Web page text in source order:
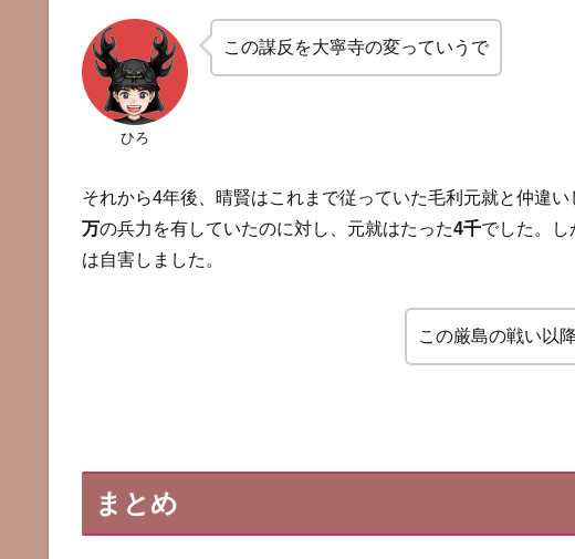
ひろ
この謀反を大寧寺の変っていうで
それから4年後、晴賢はこれまで従っていた毛利元就と仲違
万の兵力を有していたのに対し、元就はたった4千でした。
は自害しました。
この厳島の戦い以
まとめ